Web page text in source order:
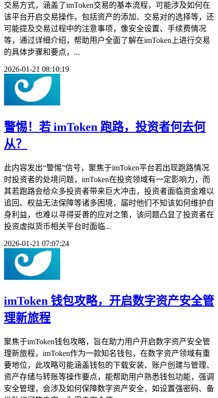
交易方式，涵盖了imToken交易的基本流程，可能涉及如何在
该平台开启交易操作，包括资产的添加、交易对的选择等，还
可能提及交易过程中的注意事项，像安全设置、手续费情况
等，通过详细介绍，帮助用户全面了解在imToken上进行交易
的具体步骤和要点，...
2026-01-21 08:10:19
警惕！若 imToken 跑路，投资者何去何
从？
此内容发出“警惕”信号，聚焦于imToken平台若出现跑路情况
时投资者的处境问题，imToken在投资领域有一定影响力，而
其若跑路会给众多投资者带来巨大冲击，投资者面临资金难以
追回、权益无法保障等诸多困境，届时他们不知该如何维护自
身利益，也难以寻得妥善的应对之策，该问题凸显了投资者在
投资虚拟货币相关平台时面临...
2026-01-21 07:07:24
imToken 钱包攻略，开启数字资产安全管
理新旅程
聚焦于imToken钱包攻略，旨在助力用户开启数字资产安全管
理新旅程，imToken作为一款知名钱包，在数字资产领域有重
要地位，此攻略可能涵盖钱包的下载安装、账户创建与管理、
资产存储与转账等操作要点，能帮助用户熟悉钱包功能，强调
安全管理，会涉及如何保障数字资产安全，如设置强密码、备